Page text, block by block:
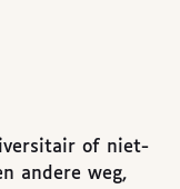
of niet-
andere weg,